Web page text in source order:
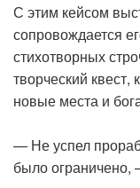
С этим кейсом
сопровождается
стихотворных
творческий квест,
новые места и
— Не успел
было ограничено,